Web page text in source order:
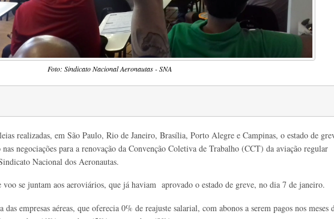
Foto: Sindicato Nacional Aeronautas - SNA
realizadas, em São Paulo, Rio de Janeiro, Brasília, Porto Alegre e Campinas, o estado de
negociações para a renovação da Convenção Coletiva de Trabalho (CCT) da aviação regular
Nacional dos Aeronautas.
se juntam aos aeroviários, que já haviam aprovado o estado de greve, no dia 7 de janeiro.
empresas aéreas, que oferecia 0% de reajuste salarial, com abonos a serem pagos nos meses